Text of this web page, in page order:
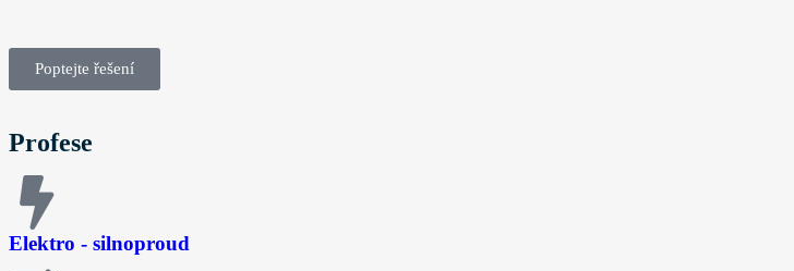
Poptejte řešení
Profese
Elektro - silnoproud